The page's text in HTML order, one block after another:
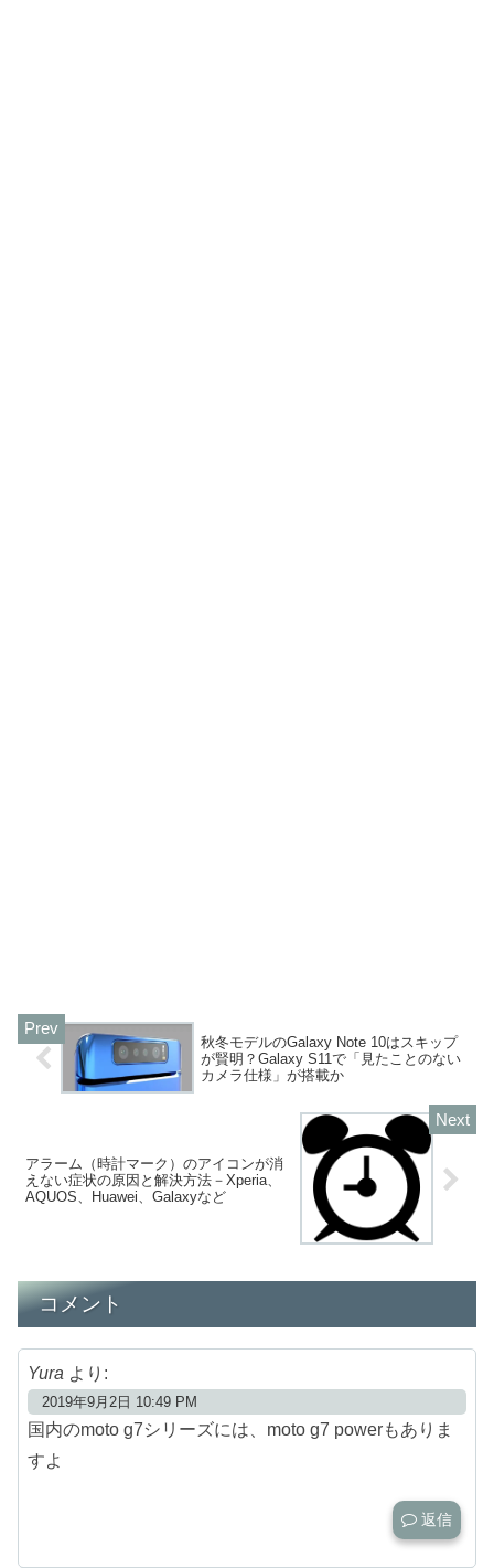
秋冬モデルのGalaxy Note 10はスキップ
が賢明？Galaxy S11で「見たことのない
カメラ仕様」が搭載か
アラーム（時計マーク）のアイコンが消
えない症状の原因と解決方法－Xperia、
AQUOS、Huawei、Galaxyなど
コメント
Yura より:
2019年9月2日 10:49 PM
国内のmoto g7シリーズには、moto g7 powerもありま
すよ
返信